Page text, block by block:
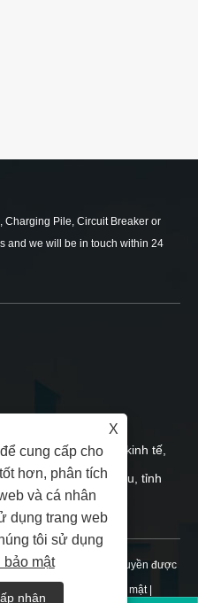
Charging Pile, Circuit Breaker or
and we will be in touch within 24
12, Khu phát triển kinh tế,
Nhạc Thanh, Ôn Châu, tỉnh
New Energy LLC Mọi quyền được
Chính sách bảo mật|
X
cung cấp cho
hơn, phân tích
và cá nhân
dụng trang web
tôi sử dụng
bảo mật
nhận